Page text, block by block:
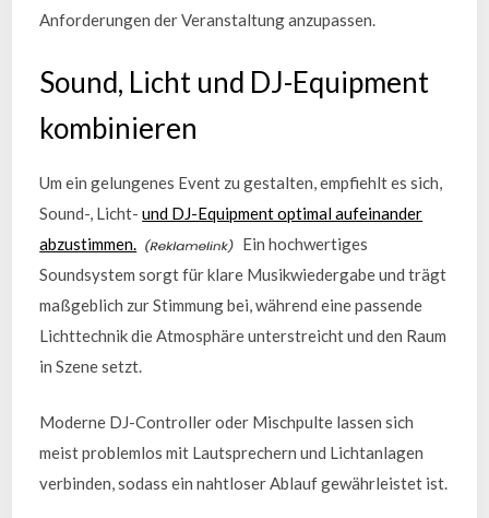
Anforderungen der Veranstaltung anzupassen.
Sound, Licht und DJ-Equipment
kombinieren
Um ein gelungenes Event zu gestalten, empfiehlt es sich,
Sound-, Licht-und DJ-Equipment optimal aufeinander
abzustimmen.
Ein hochwertiges
Soundsystem sorgt für klare Musikwiedergabe und trägt
maßgeblich zur Stimmung bei, während eine passende
Lichttechnik die Atmosphäre unterstreicht und den Raum
in Szene setzt.
Moderne DJ-Controller oder Mischpulte lassen sich
meist problemlos mit Lautsprechern und Lichtanlagen
verbinden, sodass ein nahtloser Ablauf gewährleistet ist.